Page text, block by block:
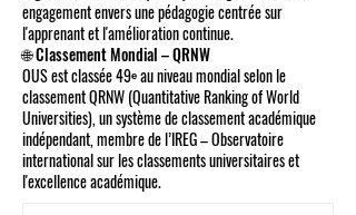
engagement envers une pédagogie centrée sur
l'apprenant et l'amélioration continue.
🌐 Classement Mondial – QRNW
OUS est classée 49ᵉ au niveau mondial selon le
classement QRNW (Quantitative Ranking of World
Universities), un système de classement académique
indépendant, membre de l’IREG – Observatoire
international sur les classements universitaires et
l'excellence académique.